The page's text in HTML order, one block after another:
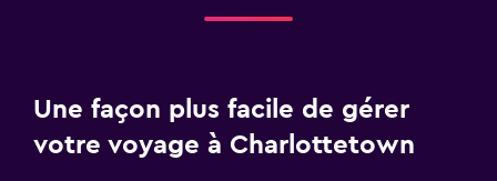
Une façon plus facile de gérer
votre voyage à Charlottetown